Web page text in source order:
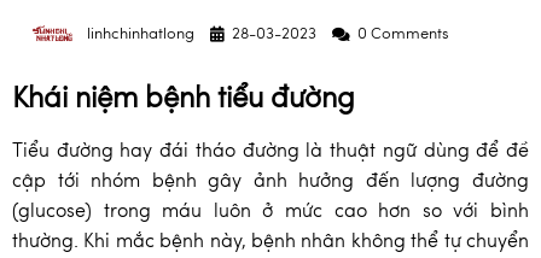
linhchinhatlong 28-03-2023 0 Comments
Khái niệm bệnh tiểu đường
Tiểu đường hay đái tháo đường là thuật ngữ dùng để đề
cập tới nhóm bệnh gây ảnh hưởng đến lượng đường
(glucose) trong máu luôn ở mức cao hơn so với bình
thường. Khi mắc bệnh này, bệnh nhân không thể tự chuyển